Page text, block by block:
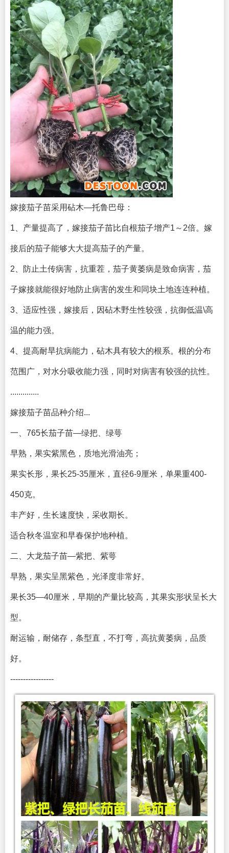
嫁接茄子苗采用砧木—托鲁巴母：
1、产量提高了，嫁接茄子苗比自根茄子增产1～2倍。嫁
接后的茄子能够大大提高茄子的产量。
2、防止土传病害，抗重茬，茄子黄萎病是致命病害，茄
子嫁接就能很好地防止病害的发生和同块土地连连种植。
3、适应性强，嫁接后，因砧木野生性较强，抗御低温\高
温的能力强。
4、提高耐旱抗病能力，砧木具有较大的根系。根的分布
范围广，对水分吸收能力强，同时对病害有较强的抗性。
..............
嫁接茄子苗品种介绍...
一、765长茄子苗—绿把、绿萼
早熟，果实紫黑色，质地光滑油亮；
果实长形，果长25-35厘米，直径6-9厘米，单果重400-
450克。
丰产好，生长速度快，采收期长。
适合秋冬温室和早春保护地种植。
二、大龙茄子苗—紫把、紫萼
早熟，果实呈黑紫色，光泽度非常好。
果长35—40厘米，早期的产量比较高，其果实形状呈长大
型。
耐运输，耐储存，条型直，不打弯，高抗黄萎病，品质
好。
-----------------